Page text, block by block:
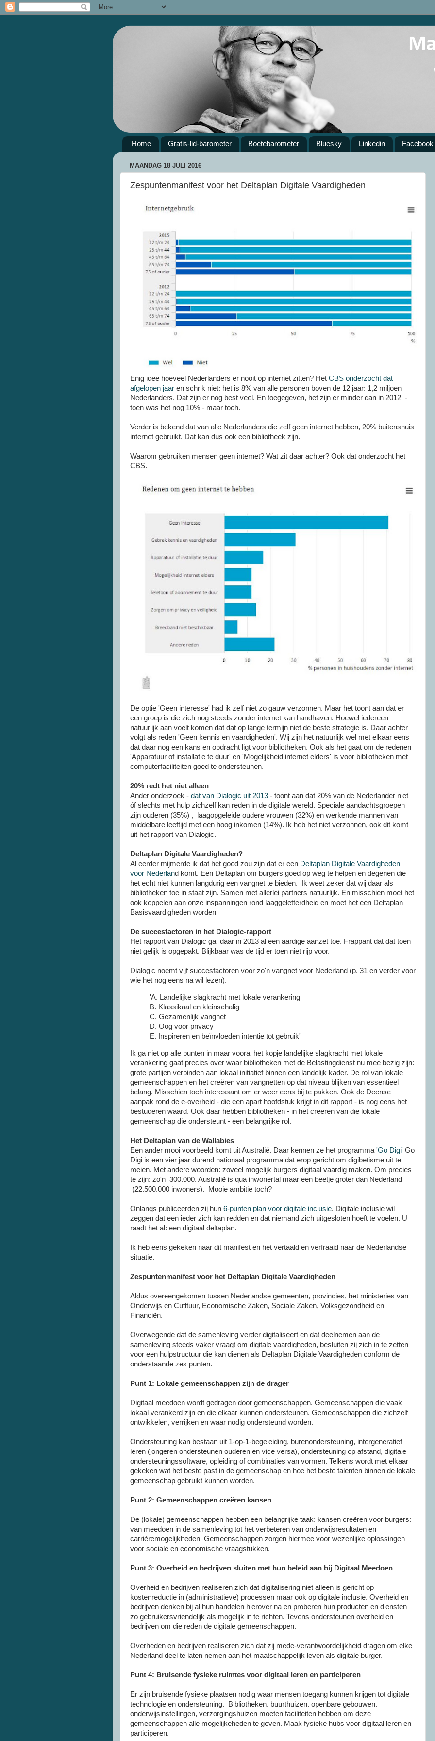
Home Gratis-lid-barometer Boetebarometer Bluesky Linkedin Facebook
MAANDAG 18 JULI 2016
Zespuntenmanifest voor het Deltaplan Digitale Vaardigheden
Enig idee hoeveel Nederlanders er nooit op internet zitten? Het CBS onderzocht dat
afgelopen jaar en schrik niet: het is 8% van alle personen boven de 12 jaar: 1,2 miljoen
Nederlanders. Dat zijn er nog best veel. En toegegeven, het zijn er minder dan in 2012 -
toen was het nog 10% - maar toch.
Verder is bekend dat van alle Nederlanders die zelf geen internet hebben, 20% buitenshuis
internet gebruikt. Dat kan dus ook een bibliotheek zijn.
Waarom gebruiken mensen geen internet? Wat zit daar achter? Ook dat onderzocht het
CBS.
De optie 'Geen interesse' had ik zelf niet zo gauw verzonnen. Maar het toont aan dat er
een groep is die zich nog steeds zonder internet kan handhaven. Hoewel iedereen
natuurlijk aan voelt komen dat dat op lange termijn niet de beste strategie is. Daar achter
volgt als reden 'Geen kennis en vaardigheden'. Wij zijn het natuurlijk wel met elkaar eens
dat daar nog een kans en opdracht ligt voor bibliotheken. Ook als het gaat om de redenen
'Apparatuur of installatie te duur' en 'Mogelijkheid internet elders' is voor bibliotheken met
computerfaciliteiten goed te ondersteunen.
20% redt het niet alleen
Ander onderzoek - dat van Dialogic uit 2013 - toont aan dat 20% van de Nederlander niet
óf slechts met hulp zichzelf kan reden in de digitale wereld. Speciale aandachtsgroepen
zijn ouderen (35%) , laagopgeleide oudere vrouwen (32%) en werkende mannen van
middelbare leeftijd met een hoog inkomen (14%). Ik heb het niet verzonnen, ook dit komt
uit het rapport van Dialogic.
Deltaplan Digitale Vaardigheden?
Al eerder mijmerde ik dat het goed zou zijn dat er een Deltaplan Digitale Vaardigheden
voor Nederland komt. Een Deltaplan om burgers goed op weg te helpen en degenen die
het echt niet kunnen langdurig een vangnet te bieden. Ik weet zeker dat wij daar als
bibliotheken toe in staat zijn. Samen met allerlei partners natuurlijk. En misschien moet het
ook koppelen aan onze inspanningen rond laaggeletterdheid en moet het een Deltaplan
Basisvaardigheden worden.
De succesfactoren in het Dialogic-rapport
Het rapport van Dialogic gaf daar in 2013 al een aardige aanzet toe. Frappant dat dat toen
niet gelijk is opgepakt. Blijkbaar was de tijd er toen niet rijp voor.
Dialogic noemt vijf succesfactoren voor zo'n vangnet voor Nederland (p. 31 en verder voor
wie het nog eens na wil lezen).
'A. Landelijke slagkracht met lokale verankering
B. Klassikaal en kleinschalig
C. Gezamenlijk vangnet
D. Oog voor privacy
E. Inspireren en beïnvloeden intentie tot gebruik'
Ik ga niet op alle punten in maar vooral het kopje landelijke slagkracht met lokale
verankering gaat precies over waar bibliotheken met de Belastingdienst nu mee bezig zijn:
grote partijen verbinden aan lokaal initiatief binnen een landelijk kader. De rol van lokale
gemeenschappen en het creëren van vangnetten op dat niveau blijken van essentieel
belang. Misschien toch interessant om er weer eens bij te pakken. Ook de Deense
aanpak rond de e-overheid - die een apart hoofdstuk krijgt in dit rapport - is nog eens het
bestuderen waard. Ook daar hebben bibliotheken - in het creëren van die lokale
gemeenschap die ondersteunt - een belangrijke rol.
Het Deltaplan van de Wallabies
Een ander mooi voorbeeld komt uit Australië. Daar kennen ze het programma 'Go Digi' Go
Digi is een vier jaar durend nationaal programma dat erop gericht om digibetisme uit te
roeien. Met andere woorden: zoveel mogelijk burgers digitaal vaardig maken. Om precies
te zijn: zo'n 300.000. Australië is qua inwonertal maar een beetje groter dan Nederland
(22.500.000 inwoners). Mooie ambitie toch?
Onlangs publiceerden zij hun 6-punten plan voor digitale inclusie. Digitale inclusie wil
zeggen dat een ieder zich kan redden en dat niemand zich uitgesloten hoeft te voelen. U
raadt het al: een digitaal deltaplan.
Ik heb eens gekeken naar dit manifest en het vertaald en verfraaid naar de Nederlandse
situatie.
Zespuntenmanifest voor het Deltaplan Digitale Vaardigheden
Aldus overeengekomen tussen Nederlandse gemeenten, provincies, het ministeries van
Onderwijs en Cutltuur, Economische Zaken, Sociale Zaken, Volksgezondheid en
Financiën.
Overwegende dat de samenleving verder digitaliseert en dat deelnemen aan de
samenleving steeds vaker vraagt om digitale vaardigheden, besluiten zij zich in te zetten
voor een hulpstructuur die kan dienen als Deltaplan Digitale Vaardigheden conform de
onderstaande zes punten.
Punt 1: Lokale gemeenschappen zijn de drager
Digitaal meedoen wordt gedragen door gemeenschappen. Gemeenschappen die vaak
lokaal verankerd zijn en die elkaar kunnen ondersteunen. Gemeenschappen die zichzelf
ontwikkelen, verrijken en waar nodig ondersteund worden.
Ondersteuning kan bestaan uit 1-op-1-begeleiding, burenondersteuning, intergeneratief
leren (jongeren ondersteunen ouderen en vice versa), ondersteuning op afstand, digitale
ondersteuningssoftware, opleiding of combinaties van vormen. Telkens wordt met elkaar
gekeken wat het beste past in de gemeenschap en hoe het beste talenten binnen de lokale
gemeenschap gebruikt kunnen worden.
Punt 2: Gemeenschappen creëren kansen
De (lokale) gemeenschappen hebben een belangrijke taak: kansen creëren voor burgers:
van meedoen in de samenleving tot het verbeteren van onderwijsresultaten en
carrièremogelijkheden. Gemeenschappen zorgen hiermee voor wezenlijke oplossingen
voor sociale en economische vraagstukken.
Punt 3: Overheid en bedrijven sluiten met hun beleid aan bij Digitaal Meedoen
Overheid en bedrijven realiseren zich dat digitalisering niet alleen is gericht op
kostenreductie in (administratieve) processen maar ook op digitale inclusie. Overheid en
bedrijven denken bij al hun handelen hierover na en proberen hun producten en diensten
zo gebruikersvriendelijk als mogelijk in te richten. Tevens ondersteunen overheid en
bedrijven om die reden de digitale gemeenschappen.
Overheden en bedrijven realiseren zich dat zij mede-verantwoordelijkheid dragen om elke
Nederland deel te laten nemen aan het maatschappelijk leven als digitale burger.
Punt 4: Bruisende fysieke ruimtes voor digitaal leren en participeren
Er zijn bruisende fysieke plaatsen nodig waar mensen toegang kunnen krijgen tot digitale
technologie en ondersteuning. Bibliotheken, buurthuizen, openbare gebouwen,
onderwijsinstellingen, verzorgingshuizen moeten faciliteiten hebben om deze
gemeenschappen alle mogelijkeheden te geven. Maak fysieke hubs voor digitaal leren en
participeren.